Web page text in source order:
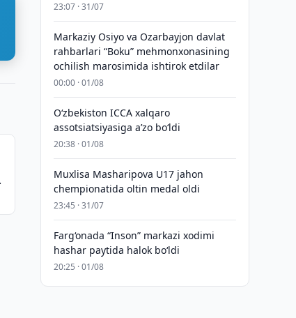
23:07 · 31/07
Markaziy Osiyo va Ozarbayjon davlat
rahbarlari “Boku” mehmonxonasining
ochilish marosimida ishtirok etdilar
00:00 · 01/08
O‘zbekiston ICCA xalqaro
assotsiatsiyasiga aʼzo bo‘ldi
20:38 · 01/08
Muxlisa Masharipova U17 jahon
chempionatida oltin medal oldi
23:45 · 31/07
Farg‘onada “Inson” markazi xodimi
hashar paytida halok bo‘ldi
20:25 · 01/08